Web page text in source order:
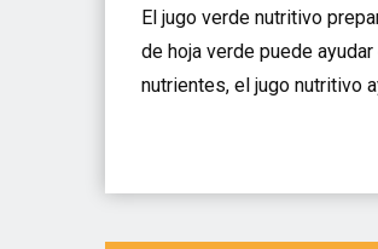
El jugo verde nutritivo
de hoja verde puede
nutrientes, el jugo nutritivo